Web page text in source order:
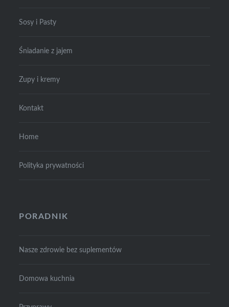
Sosy i Pasty
Śniadanie z jajem
Zupy i kremy
Kontakt
Home
Polityka prywatności
PORADNIK
Nasze zdrowie bez suplementów
Domowa kuchnia